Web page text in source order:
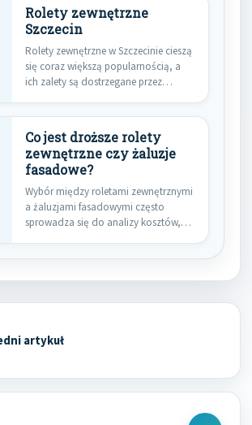
Rolety zewnętrzne
Szczecin
Rolety zewnętrzne w Szczecinie cieszą
się coraz większą popularnością, a
ich zalety są dostrzegane przez…
Co jest droższe rolety
zewnętrzne czy żaluzje
fasadowe?
Wybór między roletami zewnętrznymi
a żaluzjami fasadowymi często
sprowadza się do analizy kosztów,